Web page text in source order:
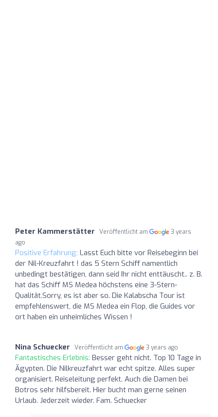
Peter Kammerstätter Veröffentlicht am
3 years
ago
Positive Erfahrung: Lasst Euch bitte vor Reisebeginn bei
der Nil-Kreuzfahrt ! das 5 Stern Schiff namentlich
unbedingt bestätigen, dann seid Ihr nicht enttäuscht.. z. B.
hat das Schiff MS Medea höchstens eine 3-Stern-
Qualität.Sorry, es ist aber so. Die Kalabscha Tour ist
empfehlenswert, die MS Medea ein Flop, die Guides vor
ort haben ein unheimliches Wissen !
Nina Schuecker Veröffentlicht am 3 years ago
Fantastisches Erlebnis: Besser geht nicht. Top 10 Tage in
Ägypten. Die Nilkreuzfahrt war echt spitze. Alles super
organisiert. Reiseleitung perfekt. Auch die Damen bei
Botros sehr hilfsbereit. Hier bucht man gerne seinen
Urlaub. Jederzeit wieder. Fam. Schuecker